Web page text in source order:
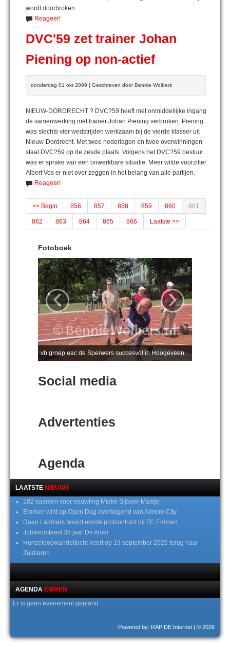
wordt doorbroken.
Reageer!
DVC'59 zet trainer Johan
Piening op non-actief
donderdag 01 okt 2009 | Geschreven door Bennie Wolbers
NIEUW-DORDRECHT ? DVC?59 heeft met onmiddellijke ingang
de samenwerking met trainer Johan Piening verbroken. Piening
was slechts vier wedstrijden werkzaam bij de vierde klasser uit
Nieuw-Dordrecht. Met twee nederlagen en twee overwinningen
staat DVC?59 op de zesde plaats. Volgens het DVC?59 bestuur
was er sprake van een onwerkbare situatie. Meer wilde voorzitter
Albert Vos er niet over zeggen in het belang van alle partijen.
Reageer!
<< Begin 856 857 858 859 860 861
862 863 864 865 866 Laatste >>
Fotoboek
vb groep eac de Sperwers succesvol in Hoogeveen
‹ ›
Social media
Advertenties
Agenda
LAATSTE NIEUWS
102 kaarsen voor eeuwling Mieke Sijbom-Maatje
Emmen wint op Open Dag overtuigend van Almere City
Daan Lambers tekent eerste profcontract bij FC Emmen
Jubileumfeest 35 jaar De Amer
Hunzeloopwandeltocht keert op 19 september 2026 terug naar
Zuidlaren
AGENDA EMMEN
Er is geen evenement gepland.
Powered by: RAPIDE Internet | © 2026